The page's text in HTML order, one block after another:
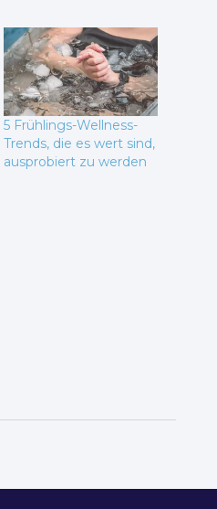
5 Frühlings-Wellness-
Trends, die es wert sind,
ausprobiert zu werden